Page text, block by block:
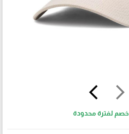
arrow_forward_ios
arrow_back_ios
خصم لفترة محدودة